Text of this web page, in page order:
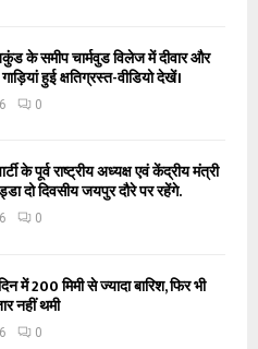
के समीप चार्मवुड विलेज में दीवार और
हुई क्षतिग्रस्त-वीडियो देखें।
0
के पूर्व राष्ट्रीय अध्यक्ष एवं केंद्रीय मंत्री
दो दिवसीय जयपुर दौरे पर रहेंगे.
0
में 200 मिमी से ज्यादा बारिश, फिर भी
नहीं थमी
0